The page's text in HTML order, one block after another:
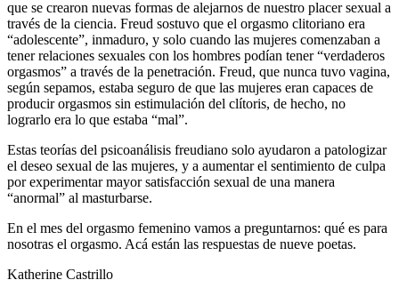
que se crearon nuevas formas de alejarnos de nuestro placer sexual a
través de la ciencia. Freud sostuvo que el orgasmo clitoriano era
“adolescente”, inmaduro, y solo cuando las mujeres comenzaban a
tener relaciones sexuales con los hombres podían tener “verdaderos
orgasmos” a través de la penetración. Freud, que nunca tuvo vagina,
según sepamos, estaba seguro de que las mujeres eran capaces de
producir orgasmos sin estimulación del clítoris, de hecho, no
lograrlo era lo que estaba “mal”.
Estas teorías del psicoanálisis freudiano solo ayudaron a patologizar
el deseo sexual de las mujeres, y a aumentar el sentimiento de culpa
por experimentar mayor satisfacción sexual de una manera
“anormal” al masturbarse.
En el mes del orgasmo femenino vamos a preguntarnos: qué es para
nosotras el orgasmo. Acá están las respuestas de nueve poetas.
Katherine Castrillo